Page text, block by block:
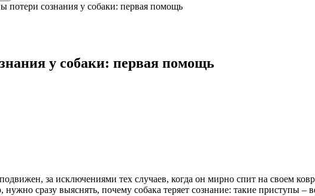
потери сознания у собаки: первая помощь
у собаки: первая помощь
за исключениями тех случаев, когда он мирно спит на своем
нужно сразу выяснять, почему собака теряет сознание: такие приступы